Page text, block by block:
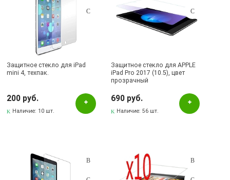
Защитное стекло для iPad
mini 4, техпак.
200 руб.
Наличие: 10 шт.
Защитное стекло для APPLE
iPad Pro 2017 (10.5), цвет
прозрачный
690 руб.
Наличие:56 шт.